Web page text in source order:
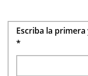
Escriba la
*